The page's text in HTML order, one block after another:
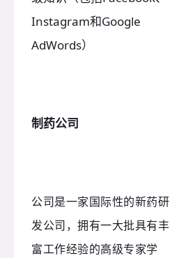
Instagram和Google
AdWords）
制药公司
公司是一家国际性的新药研
发公司，拥有一大批具有丰
富工作经验的高级专家学